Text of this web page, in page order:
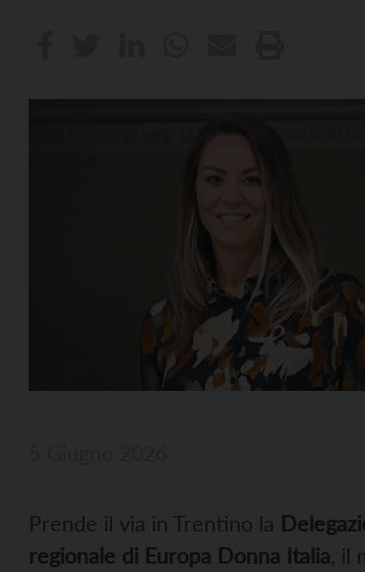
Prende il via in Trentino la
regionale di Europa Donna Italia ,